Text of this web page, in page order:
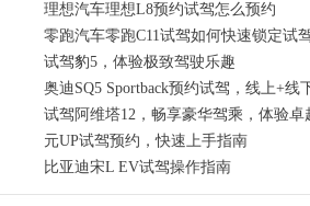
理想汽车理想L8预约试驾怎么预约
零跑汽车零跑C11试驾如何快速锁定试
试驾豹5，体验极致驾驶乐趣
奥迪SQ5 Sportback预约试驾，线上+线
试驾阿维塔12，畅享豪华驾乘，体验卓
元UP试驾预约，快速上手指南
比亚迪宋L EV试驾操作指南